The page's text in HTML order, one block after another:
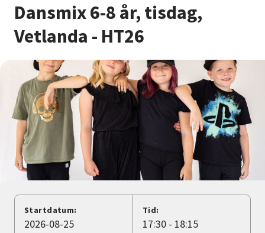
För dig som
Sök kurser och evenemang
Om SV
Starta studiecirkel
Cirkelledare
Nyheter
Avdelningar
Dansmix 6-8 år, tisdag,
Vetlanda - HT26
Startdatum:
2026-08-25
Tid:
17:30 - 18:15